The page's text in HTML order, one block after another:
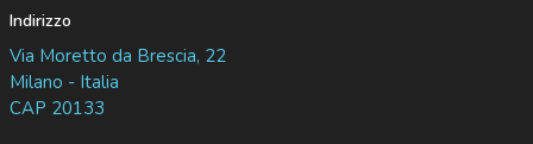
Indirizzo
Via Moretto da Brescia, 22
Milano - Italia
CAP 20133